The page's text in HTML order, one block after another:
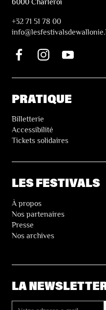
6000 Charleroi
+32 71 51 78 00
i
PRATIQUE
Billetterie
Accessibilité
Tickets solidaires
LES FESTIVALS
À propos
Nos partenaires
Presse
Nos archives
LA